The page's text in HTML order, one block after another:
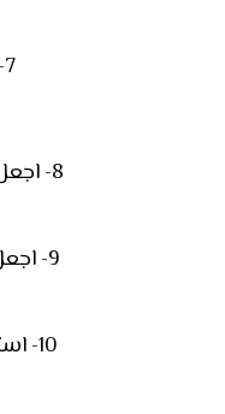
7-
8-
9-
10-